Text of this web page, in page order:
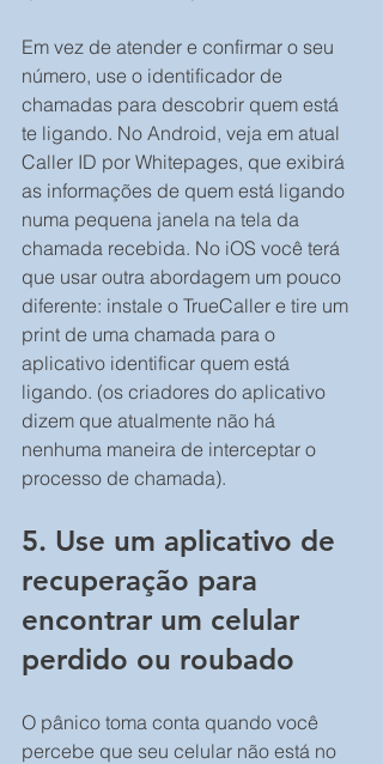
Em vez de atender e confirmar o seu
número, use o identificador de
chamadas para descobrir quem está
te ligando. No Android, veja em atual
Caller ID por Whitepages, que exibirá
as informações de quem está ligando
numa pequena janela na tela da
chamada recebida. No iOS você terá
que usar outra abordagem um pouco
diferente: instale o TrueCaller e tire um
print de uma chamada para o
aplicativo identificar quem está
ligando. (os criadores do aplicativo
dizem que atualmente não há
nenhuma maneira de interceptar o
processo de chamada).
5. Use um aplicativo de
recuperação para
encontrar um celular
perdido ou roubado
O pânico toma conta quando você
percebe que seu celular não está no